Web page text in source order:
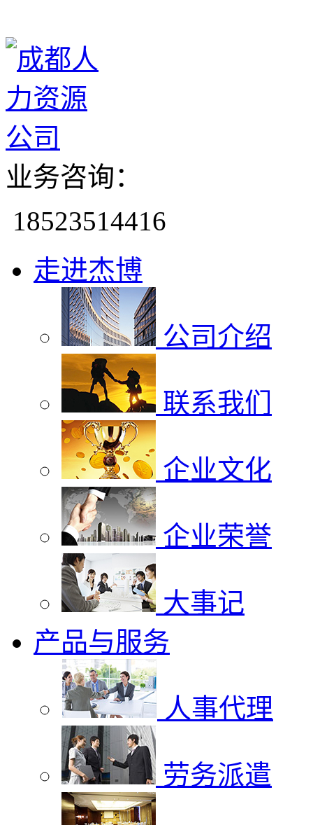
业务咨询：
18523514416
走进杰博
公司介绍
联系我们
企业文化
企业荣誉
大事记
产品与服务
人事代理
劳务派遣